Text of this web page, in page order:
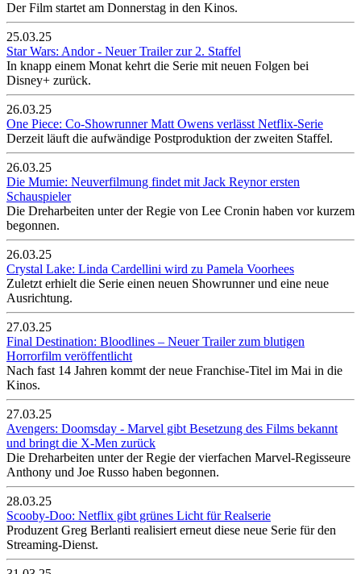
Der Film startet am Donnerstag in den Kinos.
25.03.25
Star Wars: Andor - Neuer Trailer zur 2. Staffel
In knapp einem Monat kehrt die Serie mit neuen Folgen bei
Disney+ zurück.
26.03.25
One Piece: Co-Showrunner Matt Owens verlässt Netflix-Serie
Derzeit läuft die aufwändige Postproduktion der zweiten Staffel.
26.03.25
Die Mumie: Neuverfilmung findet mit Jack Reynor ersten
Schauspieler
Die Dreharbeiten unter der Regie von Lee Cronin haben vor kurzem
begonnen.
26.03.25
Crystal Lake: Linda Cardellini wird zu Pamela Voorhees
Zuletzt erhielt die Serie einen neuen Showrunner und eine neue
Ausrichtung.
27.03.25
Final Destination: Bloodlines – Neuer Trailer zum blutigen
Horrorfilm veröffentlicht
Nach fast 14 Jahren kommt der neue Franchise-Titel im Mai in die
Kinos.
27.03.25
Avengers: Doomsday - Marvel gibt Besetzung des Films bekannt
und bringt die X-Men zurück
Die Dreharbeiten unter der Regie der vierfachen Marvel-Regisseure
Anthony und Joe Russo haben begonnen.
28.03.25
Scooby-Doo: Netflix gibt grünes Licht für Realserie
Produzent Greg Berlanti realisiert erneut diese neue Serie für den
Streaming-Dienst.